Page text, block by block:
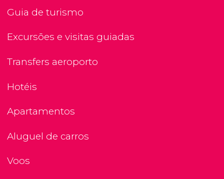
Guia de turismo
Excursões e visitas guiadas
Transfers aeroporto
Hotéis
Apartamentos
Aluguel de carros
Voos